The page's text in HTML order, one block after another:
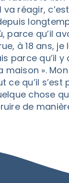
réagir,
parce qu’il
à 18 ans, je
parce qu’il
».
ce qu’il
chose
de